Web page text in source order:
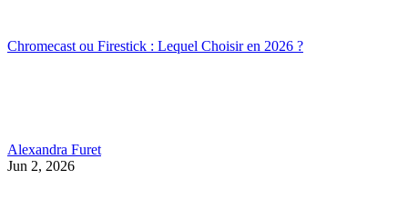
Chromecast ou Firestick : Lequel Choisir en 2026 ?
Alexandra Furet
Jun 2, 2026